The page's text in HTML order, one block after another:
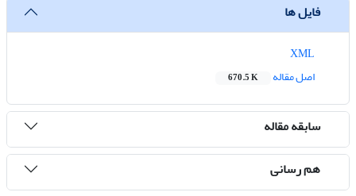
فایل ها
اصل مقاله
670.5 K
سابقه مقاله
هم رسانی